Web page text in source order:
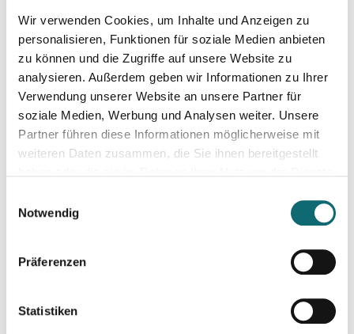
Wir verwenden Cookies, um Inhalte und Anzeigen zu
personalisieren, Funktionen für soziale Medien anbieten
zu können und die Zugriffe auf unsere Website zu
analysieren. Außerdem geben wir Informationen zu Ihrer
Verwendung unserer Website an unsere Partner für
soziale Medien, Werbung und Analysen weiter. Unsere
Partner führen diese Informationen möglicherweise mit
weiteren Daten zusammen, die Sie ihnen bereitgestellt
Notwendig
Präferenzen
Statistiken
(Zoom)
Vorstellung, Analyse und Feedback-Session Ihrer
Interviews in Kleingruppen
Voraussetzung für diesen Workshop:
Interesse am journalistischen Interview, egal in welcher Form
Dieses Angebot richtet sich an:
Mediengattungen